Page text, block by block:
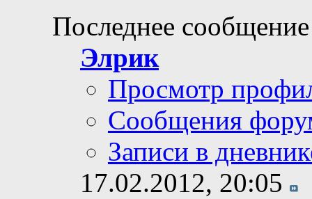
Последнее
Элрик
Просмотр
Сообщения
Записи в
17.02.2012, 20:05